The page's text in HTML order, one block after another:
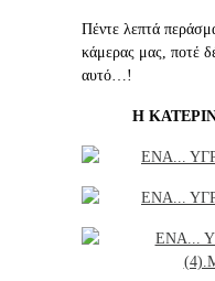
Πέντε λεπτά
κάμερας μας, ποτέ
αυτό…!
Η